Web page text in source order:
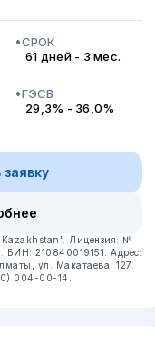
СРОК
61 дней - 3 мес.
ГЭСВ
29,3% - 36,0%
Лицензия: №
БИН: 210840019151.Адрес:
ул. Макатаева, 127.
004-00-14.